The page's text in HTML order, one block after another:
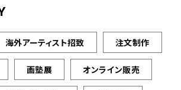
海外アーティスト招致 注文制作
画塾展 オンライン販売
制作のご依頼 作品購入